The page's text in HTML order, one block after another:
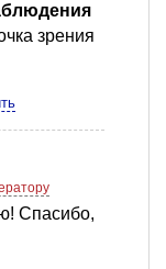
зрения
Спасибо,